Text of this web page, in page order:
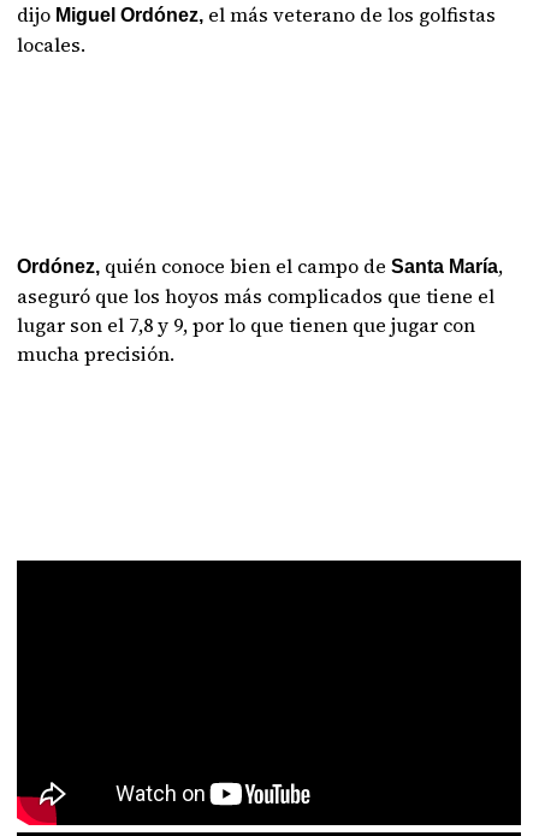
dijo Miguel Ordónez, el más veterano de los golfistas
locales.
Ordónez, quién conoce bien el campo de Santa María,
aseguró que los hoyos más complicados que tiene el
lugar son el 7,8 y 9, por lo que tienen que jugar con
mucha precisión.